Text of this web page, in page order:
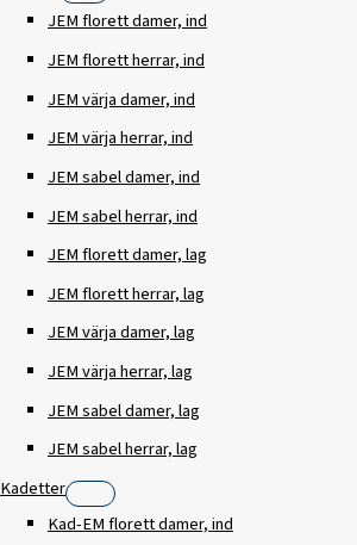
JEM florett damer, ind
JEM florett herrar, ind
JEM värja damer, ind
JEM värja herrar, ind
JEM sabel damer, ind
JEM sabel herrar, ind
JEM florett damer, lag
JEM florett herrar, lag
JEM värja damer, lag
JEM värja herrar, lag
JEM sabel damer, lag
JEM sabel herrar, lag
Kadetter
Kad-EM florett damer, ind